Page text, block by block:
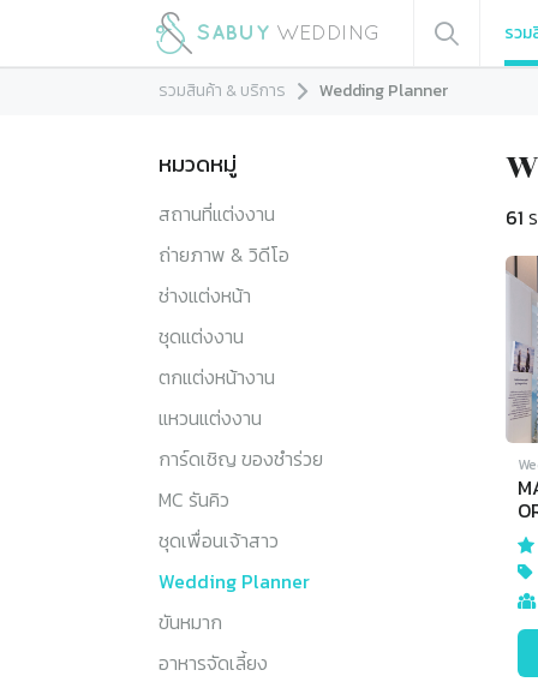
รว
รวมสินค้า & บริการ Wedding Planner
หมวดหมู่
สถานที่แต่งงาน
ถ่ายภาพ & วิดีโอ
ช่างแต่งหน้า
ชุดแต่งงาน
ตกแต่งหน้างาน
แหวนแต่งงาน
การ์ดเชิญ ของชำร่วย
MC รันคิว
ชุดเพื่อนเจ้าสาว
Wedding Planner
ขันหมาก
อาหารจัดเลี้ยง
61